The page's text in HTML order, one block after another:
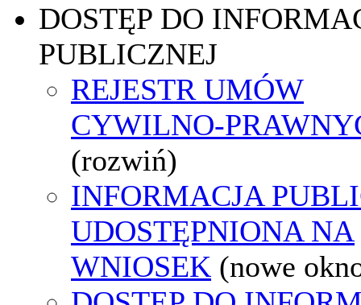
DOSTĘP DO
PUBLICZNEJ
REJESTR UMÓW
CYWILNO-
(rozwiń)
INFORMACJA
UDOSTĘPNIONA NA
WNIOSEK (nowe